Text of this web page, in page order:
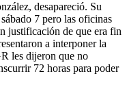
desapareció. Su
7 pero las oficinas
justificación de que era fin
a interponer la
les dijeron que no
72 horas para poder